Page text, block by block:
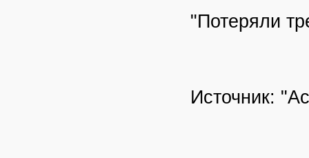
"Потеряли
Источник: